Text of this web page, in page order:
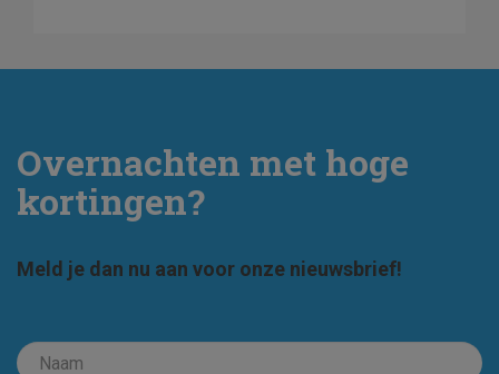
Overnachten met hoge
kortingen?
Meld je dan nu aan voor onze nieuwsbrief!